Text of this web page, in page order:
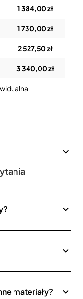
1 384,00 zł
1 730,00 zł
2 527,50 zł
3 340,00 zł
materiały?